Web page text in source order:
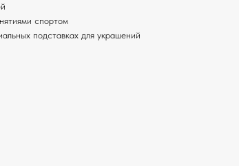
спортом
подставках для украшений